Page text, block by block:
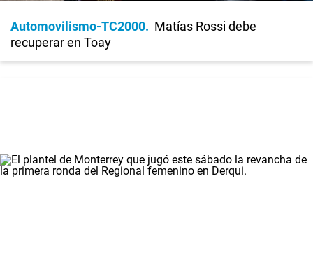
Automovilismo-TC2000
Matías Rossi debe
recuperar en Toay